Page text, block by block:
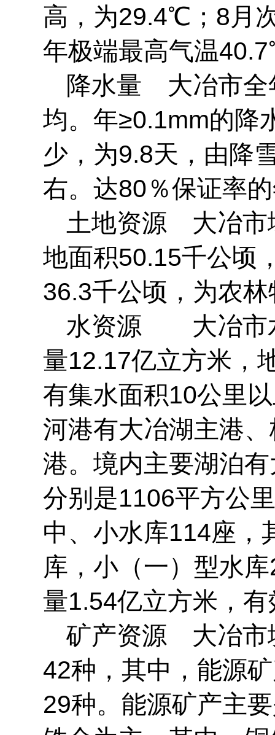
高，为29.4℃；8月
年极端最高气温
降水量
大冶市
均。年≥0.1mm的降
少，为9.8天，由降
右。达80％保证率
土地资源 大冶市
地面积50.15千公顷
36.3千公顷，为农
水资源 大冶市水
量12.17亿立方米，
有集水面积10公里
河港有大冶湖主港
港。境内主要湖泊
分别是1106平方公
中、小水库114座，
库，小（一）型水
量1.54亿立方米，
矿产资源 大冶市
42种，其中，能源
29种。能源矿产主